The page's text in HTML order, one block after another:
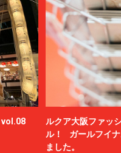
vol.08
ルクア大阪ファッ
ル！ ガールフイナ
ました。